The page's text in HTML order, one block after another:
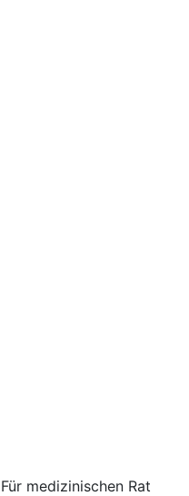
medizinischen Rat